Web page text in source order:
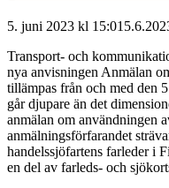
5. juni 2023 kl 15:01
Transport- och
nya anvisningen Anmälan
tillämpas från och med den
går djupare än det
anmälan om användningen
anmälningsförfarandet
handelssjöfartens farleder i
en del av farleds- och